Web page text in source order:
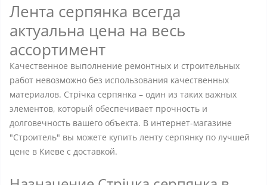
Лента серпянка всегда
актуальна цена на весь
ассортимент
Качественное выполнение ремонтных и строительных
работ невозможно без использования качественных
материалов. Стрічка серпянка – один из таких важных
элементов, который обеспечивает прочность и
долговечность вашего объекта. В интернет-магазине
"Строитель" вы можете купить ленту серпянку по лучшей
цене в Киеве с доставкой.